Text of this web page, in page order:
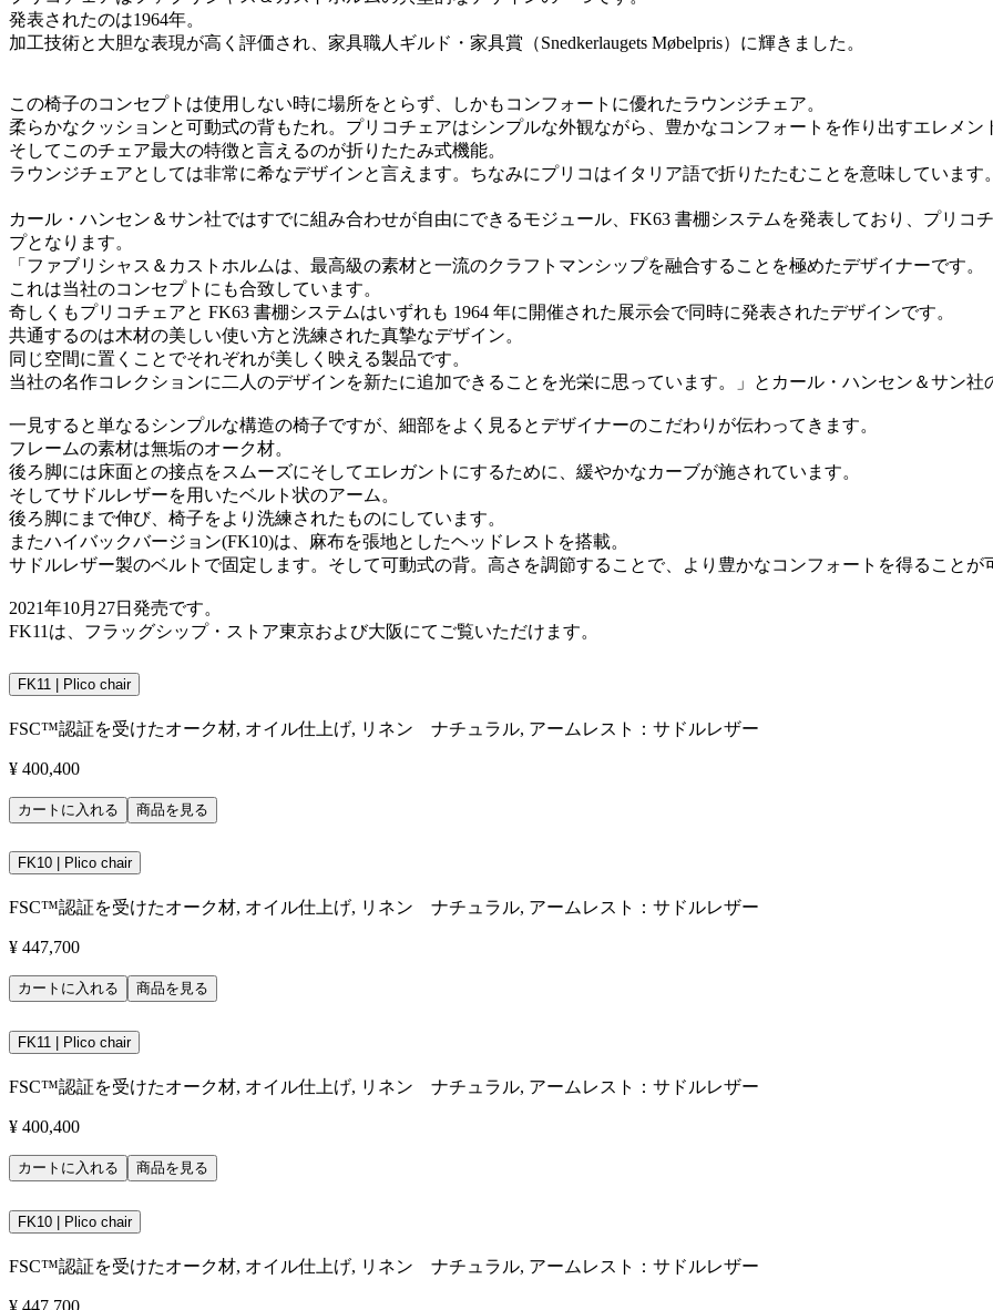
発表されたのは1964年。
加工技術と大胆な表現が高く評価され、家具職人ギルド・家具賞（Snedkerlaugets Møbelpris）に輝きました。
この椅子のコンセプトは使用しない時に場所をとらず、しかもコンフォートに優れたラウンジチェア。
柔らかなクッションと可動式の背もたれ。プリコチェアはシンプルな外観ながら、豊かなコンフォートを作り出すエレメン
そしてこのチェア最大の特徴と言えるのが折りたたみ式機能。
ラウンジチェアとしては非常に希なデザインと言えます。ちなみにプリコはイタリア語で折りたたむことを意味しています。
カール・ハンセン＆サン社ではすでに組み合わせが自由にできるモジュール、FK63 書棚システムを発表しており、プリコ
プとなります。
「ファブリシャス＆カストホルムは、最高級の素材と一流のクラフトマンシップを融合することを極めたデザイナーです。
これは当社のコンセプトにも合致しています。
奇しくもプリコチェアと FK63 書棚システムはいずれも 1964 年に開催された展示会で同時に発表されたデザインです。
共通するのは木材の美しい使い方と洗練された真摯なデザイン。
同じ空間に置くことでそれぞれが美しく映える製品です。
当社の名作コレクションに二人のデザインを新たに追加できることを光栄に思っています。」とカール・ハンセン＆サン社
一見すると単なるシンプルな構造の椅子ですが、細部をよく見るとデザイナーのこだわりが伝わってきます。
フレームの素材は無垢のオーク材。
後ろ脚には床面との接点をスムーズにそしてエレガントにするために、緩やかなカーブが施されています。
そしてサドルレザーを用いたベルト状のアーム。
後ろ脚にまで伸び、椅子をより洗練されたものにしています。
またハイバックバージョン(FK10)は、麻布を張地としたヘッドレストを搭載。
サドルレザー製のベルトで固定します。そして可動式の背。高さを調節することで、より豊かなコンフォートを得ることが
2021年10月27日発売です。
FK11は、フラッグシップ・ストア東京および大阪にてご覧いただけます。
FK11 | Plico chair
FSC™認証を受けたオーク材, オイル仕上げ, リネン ナチュラル, アームレスト：サドルレザー
¥ 400,400
カートに入れる 商品を見る
FK10 | Plico chair
FSC™認証を受けたオーク材, オイル仕上げ, リネン ナチュラル, アームレスト：サドルレザー
¥ 447,700
カートに入れる 商品を見る
FK11 | Plico chair
FSC™認証を受けたオーク材, オイル仕上げ, リネン ナチュラル, アームレスト：サドルレザー
¥ 400,400
カートに入れる 商品を見る
FK10 | Plico chair
FSC™認証を受けたオーク材, オイル仕上げ, リネン ナチュラル, アームレスト：サドルレザー
¥ 447,700